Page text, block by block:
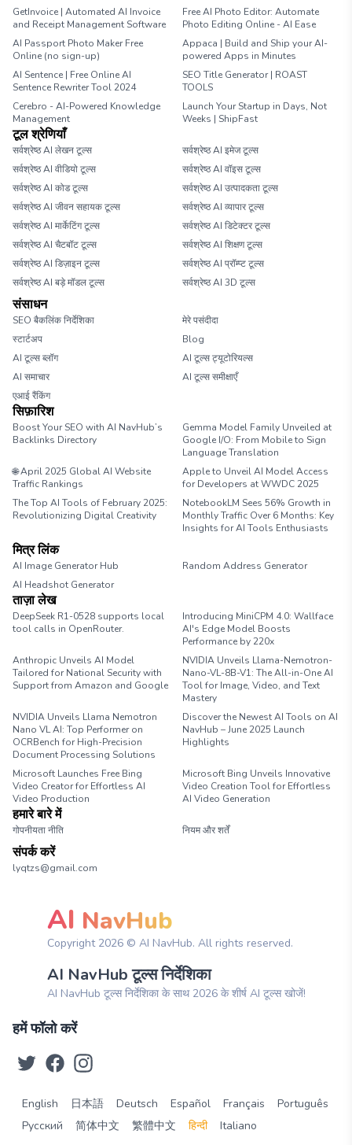
GetInvoice | Automated AI Invoice
and Receipt Management Software
Free AI Photo Editor: Automate
Photo Editing Online - AI Ease
AI Passport Photo Maker Free
Online (no sign-up)
Appaca | Build and Ship your AI-
powered Apps in Minutes
AI Sentence | Free Online AI
Sentence Rewriter Tool 2024
SEO Title Generator | ROAST
TOOLS
Cerebro - AI-Powered Knowledge
Management
Launch Your Startup in Days, Not
Weeks | ShipFast
टूल श्रेणियाँ
सर्वश्रेष्ठ AI लेखन टूल्स
सर्वश्रेष्ठ AI इमेज टूल्स
सर्वश्रेष्ठ AI वीडियो टूल्स
सर्वश्रेष्ठ AI वॉइस टूल्स
सर्वश्रेष्ठ AI कोड टूल्स
सर्वश्रेष्ठ AI उत्पादकता टूल्स
सर्वश्रेष्ठ AI जीवन सहायक टूल्स
सर्वश्रेष्ठ AI व्यापार टूल्स
सर्वश्रेष्ठ AI मार्केटिंग टूल्स
सर्वश्रेष्ठ AI डिटेक्टर टूल्स
सर्वश्रेष्ठ AI चैटबॉट टूल्स
सर्वश्रेष्ठ AI शिक्षण टूल्स
सर्वश्रेष्ठ AI डिज़ाइन टूल्स
सर्वश्रेष्ठ AI प्रॉम्प्ट टूल्स
सर्वश्रेष्ठ AI बड़े मॉडल टूल्स
सर्वश्रेष्ठ AI 3D टूल्स
संसाधन
SEO बैकलिंक निर्देशिका
मेरे पसंदीदा
स्टार्टअप
Blog
AI टूल्स ब्लॉग
AI टूल्स ट्यूटोरियल्स
AI समाचार
AI टूल्स समीक्षाएँ
एआई रैंकिंग
सिफ़ारिश
Boost Your SEO with AI NavHub’s
Backlinks Directory
Gemma Model Family Unveiled at
Google I/O: From Mobile to Sign
Language Translation
🌐 April 2025 Global AI Website
Traffic Rankings
Apple to Unveil AI Model Access
for Developers at WWDC 2025
The Top AI Tools of February 2025:
Revolutionizing Digital Creativity
NotebookLM Sees 56% Growth in
Monthly Traffic Over 6 Months: Key
Insights for AI Tools Enthusiasts
मित्र लिंक
AI Image Generator Hub
Random Address Generator
AI Headshot Generator
ताज़ा लेख
DeepSeek R1-0528 supports local
tool calls in OpenRouter.
Introducing MiniCPM 4.0: Wallface
AI's Edge Model Boosts
Performance by 220x
Anthropic Unveils AI Model
Tailored for National Security with
Support from Amazon and Google
NVIDIA Unveils Llama-Nemotron-
Nano-VL-8B-V1: The All-in-One AI
Tool for Image, Video, and Text
Mastery
NVIDIA Unveils Llama Nemotron
Nano VL AI: Top Performer on
OCRBench for High-Precision
Document Processing Solutions
Discover the Newest AI Tools on AI
NavHub – June 2025 Launch
Highlights
Microsoft Launches Free Bing
Video Creator for Effortless AI
Video Production
Microsoft Bing Unveils Innovative
Video Creation Tool for Effortless
AI Video Generation
हमारे बारे में
गोपनीयता नीति नियम और शर्तें
संपर्क करें
lyqtzs@gmail.com
AI NavHub
Copyright 2026© AI NavHub. All rights reserved.
AI NavHub टूल्स निर्देशिका
AI NavHub टूल्स निर्देशिका के साथ 2026 के शीर्ष AI टूल्स खोजें!
हमें फॉलो करें
English 日本語 Deutsch Español Français
Português
Русский
简体中文 繁體中文 हिन्दी Italiano